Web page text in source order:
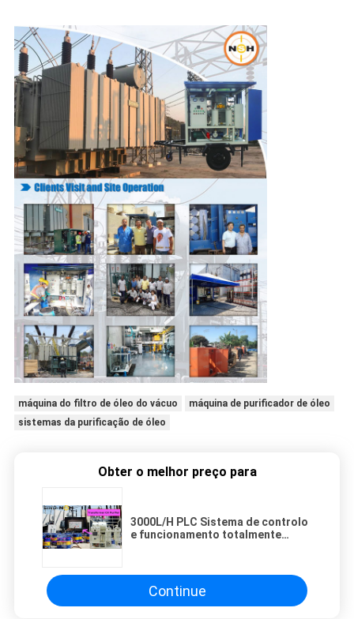
máquina do filtro de óleo do vácuo
máquina de purificador de óleo
sistemas da purificação de óleo
Obter o melhor preço para
3000L/H PLC Sistema de controlo
e funcionamento totalmente
Continue